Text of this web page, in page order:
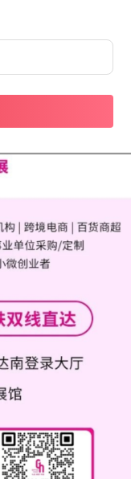
号线地铁可以
线乘坐一站后到
到达展馆
hot